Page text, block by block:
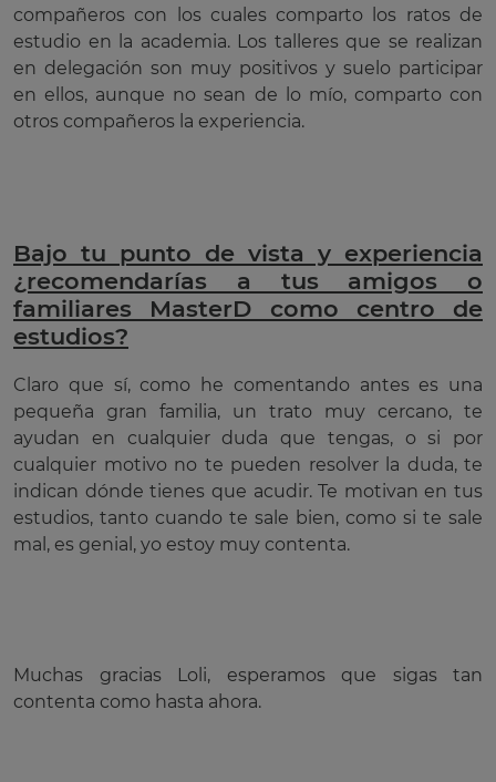
compañeros con los cuales comparto los ratos de
estudio en la academia. Los talleres que se realizan
en delegación son muy positivos y suelo participar
en ellos, aunque no sean de lo mío, comparto con
otros compañeros la experiencia.
Bajo tu punto de vista y experiencia
¿recomendarías a tus amigos o
familiares MasterD como centro de
estudios?
Claro que sí, como he comentando antes es una
pequeña gran familia, un trato muy cercano, te
ayudan en cualquier duda que tengas, o si por
cualquier motivo no te pueden resolver la duda, te
indican dónde tienes que acudir. Te motivan en tus
estudios, tanto cuando te sale bien, como si te sale
mal, es genial, yo estoy muy contenta.
Muchas gracias Loli, esperamos que sigas tan
contenta como hasta ahora.